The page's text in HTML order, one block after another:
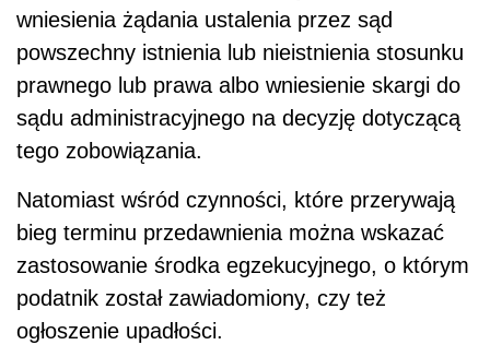
wniesienia żądania ustalenia przez sąd
powszechny istnienia lub nieistnienia stosunku
prawnego lub prawa albo wniesienie skargi do
sądu administracyjnego na decyzję dotyczącą
tego zobowiązania.
Natomiast wśród czynności, które przerywają
bieg terminu przedawnienia można wskazać
zastosowanie środka egzekucyjnego, o którym
podatnik został zawiadomiony, czy też
ogłoszenie upadłości.